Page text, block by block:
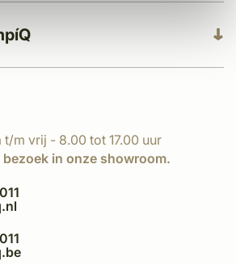
t/m vrij - 8.00 tot 17.00 uur
bezoek in onze showroom.